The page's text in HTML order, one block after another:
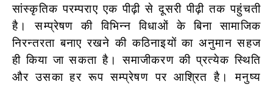
सांस्कृतिक परम्पराए एक पीढ़ी से दूसरी पीढ़ी तक पहुंचती
है। सम्प्रेषण की विभिन्न विधाओं के बिना सामाजिक
निरन्तरता बनाए रखने की कठिनाइयों का अनुमान सहज
ही किया जा सकता है। समाजीकरण की प्रत्येक स्थिति
और उसका हर रूप सम्प्रेषण पर आश्रित है। मनुष्य